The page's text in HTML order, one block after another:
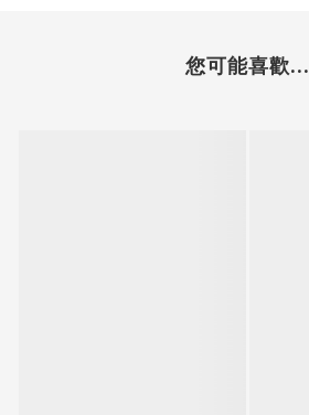
您可能喜歡...